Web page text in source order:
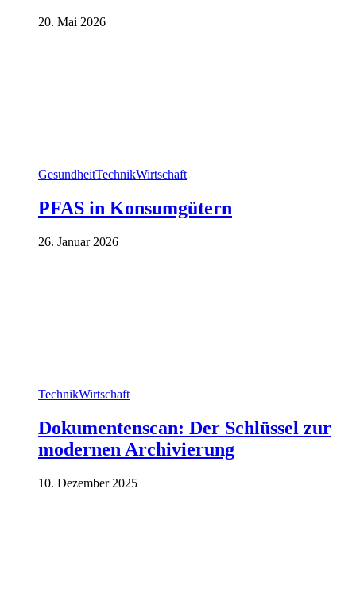
20. Mai 2026
GesundheitTechnikWirtschaft
PFAS in Konsumgütern
26. Januar 2026
TechnikWirtschaft
Dokumentenscan: Der Schlüssel zur
modernen Archivierung
10. Dezember 2025